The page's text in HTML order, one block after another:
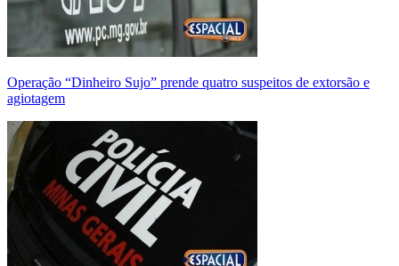
Operação “Dinheiro Sujo” prende quatro suspeitos de extorsão e
agiotagem